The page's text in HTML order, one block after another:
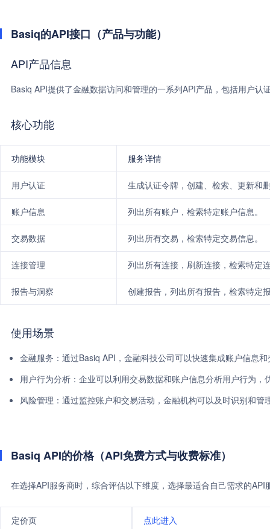
Basiq的API接口（产品与功能）
API产品信息
Basiq API提供了金融数据访问和管理的一系列API产品，包括用户
核心功能
功能模块 服务详情
用户认证 生成认证令牌，创建、检索、更新和
账户信息 列出所有账户，检索特定账户信息。
交易数据 列出所有交易，检索特定交易信息。
连接管理 列出所有连接，刷新连接，检索特定
报告与洞察 创建报告，列出所有报告，检索特定
使用场景
金融服务：通过Basiq API，金融科技公司可以快速集成账户信息
用户行为分析：企业可以利用交易数据和账户信息分析用户行为，
风险管理：通过监控账户和交易活动，金融机构可以及时识别和管
Basiq API的价格（API免费方式与收费标准）
在选择API服务商时，综合评估以下维度，选择最适合自己需求的
定价页 点此进入